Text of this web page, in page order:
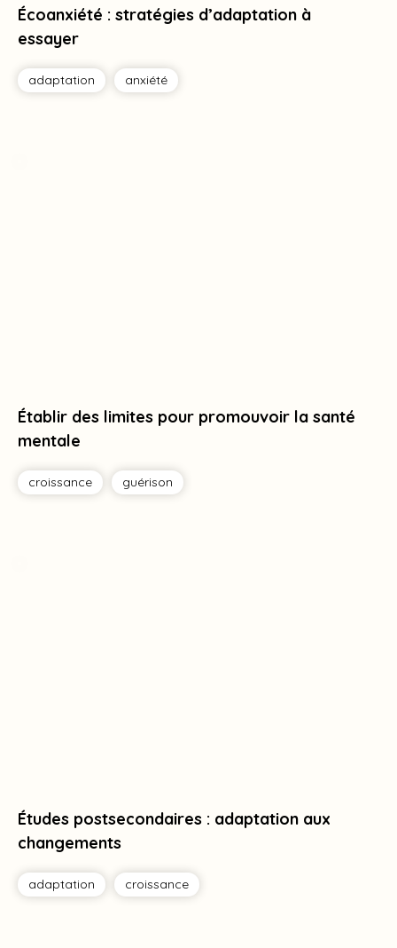
Écoanxiété : stratégies d’adaptation à
essayer
adaptation
Tag anxiété
Tag
Établir des limites pour promouvoir la santé
mentale
croissance
Tag guérison
Tag
Études postsecondaires : adaptation aux
changements
adaptation
Tag croissance
Tag